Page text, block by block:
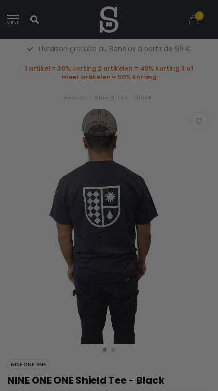
MENU
0
Livraison gratuite au Benelux à partir de 99 €
1 artikel = 30% korting 2 artikelen = 40% korting 3 of
meer artikelen = 50% korting
Accueil Shield Tee - Black
NINE ONE ONE
NINE ONE ONE Shield Tee - Black